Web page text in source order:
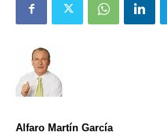
Alfaro Martín García